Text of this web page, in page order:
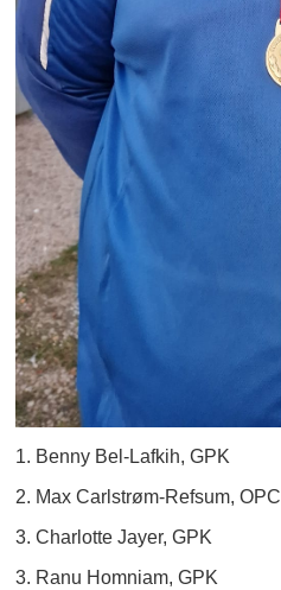
1. Benny Bel-Lafkih, GPK
2. Max Carlstrøm-Refsum, OPC
3. Charlotte Jayer, GPK
3. Ranu Homniam, GPK